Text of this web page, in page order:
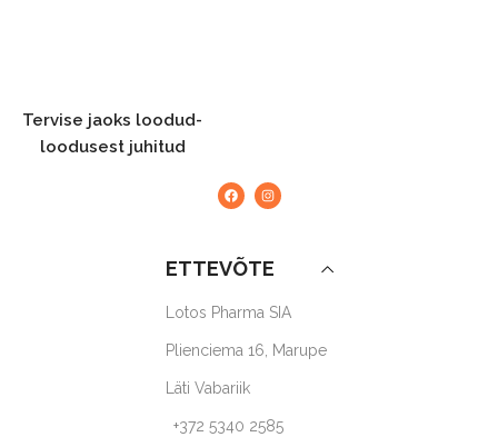
Tervise jaoks loodud-
loodusest juhitud
ETTEVÕTE
Lotos Pharma SIA
Plienciema 16, Marupe
Läti Vabariik
+372 5340 2585